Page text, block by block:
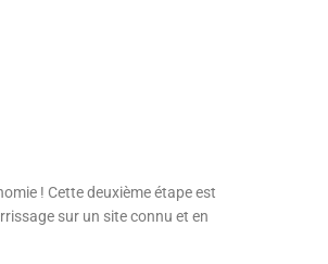
! Cette deuxième étape est
sur un site connu et en